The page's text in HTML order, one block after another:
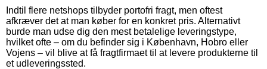
Indtil flere netshops tilbyder portofri fragt, men oftest
afkræver det at man køber for en konkret pris. Alternativt
burde man udse dig den mest betalelige leveringstype,
hvilket ofte – om du befinder sig i København, Hobro eller
Vojens – vil blive at få fragtfirmaet til at levere produkterne til
et udleveringssted.